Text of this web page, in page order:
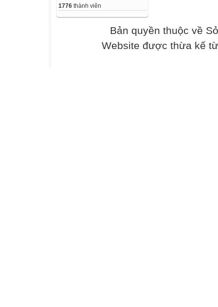
1776 thành viên
Bản quyền thuộc về
Website được thừa kế